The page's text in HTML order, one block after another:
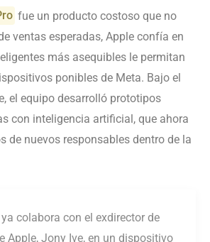
fue un producto costoso que no
ventas esperadas, Apple confía en
más asequibles le permitan
ponibles de Meta. Bajo el
el equipo desarrolló prototipos
con inteligencia artificial, que ahora
de nuevos responsables dentro de la
ya colabora con el exdirector de
Apple, Jony Ive, en un dispositivo